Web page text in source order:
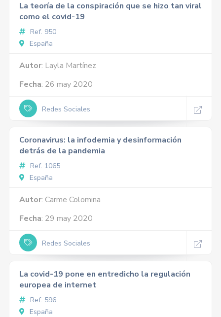
La teoría de la conspiración que se hizo tan viral
como el covid-19
Ref. 950
España
Autor: Layla Martínez
Fecha: 26 may 2020
Redes Sociales
Coronavirus: la infodemia y desinformación
detrás de la pandemia
Ref. 1065
España
Autor: Carme Colomina
Fecha: 29 may 2020
Redes Sociales
La covid-19 pone en entredicho la regulación
europea de internet
Ref. 596
España